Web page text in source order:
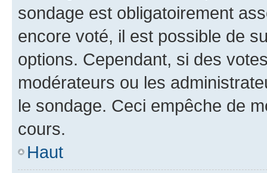
sondage est obligatoirement
encore voté, il est possible de
options. Cependant, si des
modérateurs ou les
le sondage. Ceci empêche de
cours.
Haut